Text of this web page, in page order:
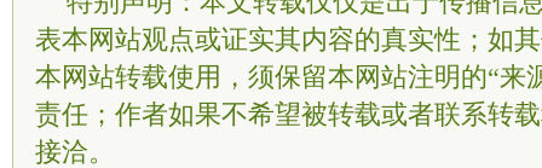
表本网站观点或证实其内容的真实性；如
本网站转载使用，须保留本网站注明的“来
责任；作者如果不希望被转载或者联系转
接洽。